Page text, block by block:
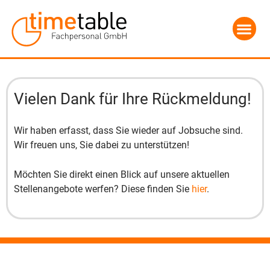
Vielen Dank für Ihre Rückmeldung!
Wir haben erfasst, dass Sie wieder auf Jobsuche sind.
Wir freuen uns, Sie dabei zu unterstützen!
Möchten Sie direkt einen Blick auf unsere aktuellen
Stellenangebote werfen? Diese finden Sie hier.